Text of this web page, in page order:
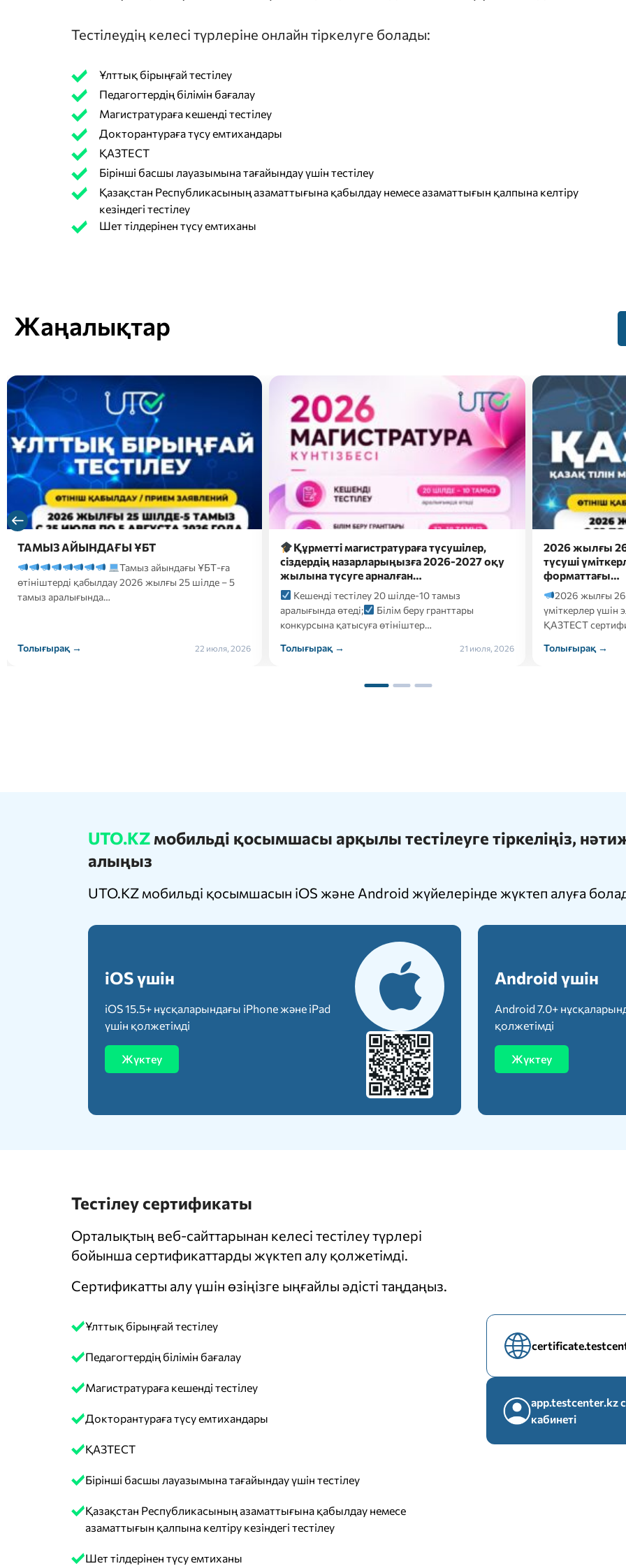
Тестілеудің келесі түрлеріне онлайн тіркелуге болады:
Ұлттық бірыңғай тестілеу
Педагогтердің білімін бағалау
Магистратураға кешенді тестілеу
Докторантураға түсу емтихандары
ҚАЗТЕСТ
Бірінші басшы лауазымына тағайындау үшін тестілеу
Қазақстан Республикасының азаматтығына қабылдау немесе азаматтығын қалпына келтіру
кезіндегі тестілеу
Шет тілдерінен түсу емтиханы
Жаңалықтар
Құрметті магистратураға түсушілер,
сіздердің назарларыңызға 2026-2027 оқу
жылына түсуге арналған…
Кешенді тестілеу 20 шілде-10 тамыз
Толығырақ →
21 июля, 2026
2026 жылғы 26 шілдеде докторантураға
түсуші үміткерлер үшін электронды
форматтағы…
2026 жылғы 26 шілдеде докторантураға түсуші
үміткерлер үшін электронды форматтағы
ҚАЗТЕСТ сертификаттық тестілеуі келесі…
Толығырақ →
21 июля, 2026
Сәлем,
Болашақ
ба?
Онда
кәсіби бағдарлау
Толығырақ →
UTO.KZ мобильді қосымшасы арқылы тестілеуге тіркеліңіз,
алыңыз
UTO.KZ мобильді қосымшасын iOS және Android жүйелерінде жүктеп алуға
iOS үшін
iOS 15.5+ нұсқаларындағы iPhone және iPad
үшін қолжетімді
Жүктеу
Android үшін
Android 7.0+
қолжетімді
Жүктеу
Тестілеу сертификаты
Орталықтың веб-сайттарынан келесі тестілеу түрлері
бойынша сертификаттарды жүктеп алу қолжетімді.
Сертификатты алу үшін өзіңізге ыңғайлы әдісті таңдаңыз.
Ұлттық бірыңғай тестілеу
Педагогтердің білімін бағалау
Магистратураға кешенді тестілеу
Докторантураға түсу емтихандары
ҚАЗТЕСТ
Бірінші басшы лауазымына тағайындау үшін тестілеу
Қазақстан Республикасының азаматтығына қабылдау немесе
азаматтығын қалпына келтіру кезіндегі тестілеу
Шет тілдерінен түсу емтиханы
app.testcenter.kz
кабинеті